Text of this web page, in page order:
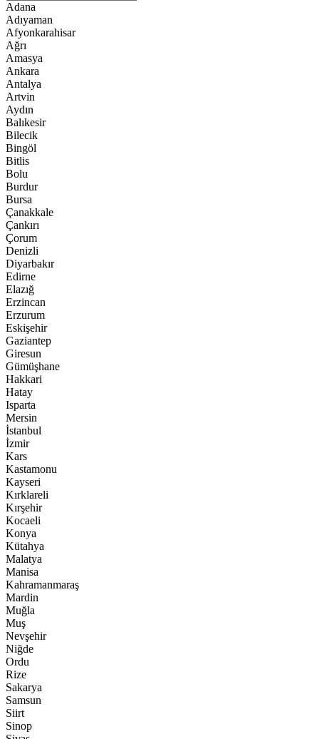
Adana
Adıyaman
Afyonkarahisar
Ağrı
Amasya
Ankara
Antalya
Artvin
Aydın
Balıkesir
Bilecik
Bingöl
Bitlis
Bolu
Burdur
Bursa
Çanakkale
Çankırı
Çorum
Denizli
Diyarbakır
Edirne
Elazığ
Erzincan
Erzurum
Eskişehir
Gaziantep
Giresun
Gümüşhane
Hakkari
Hatay
Isparta
Mersin
İstanbul
İzmir
Kars
Kastamonu
Kayseri
Kırklareli
Kırşehir
Kocaeli
Konya
Kütahya
Malatya
Manisa
Kahramanmaraş
Mardin
Muğla
Muş
Nevşehir
Niğde
Ordu
Rize
Sakarya
Samsun
Siirt
Sinop